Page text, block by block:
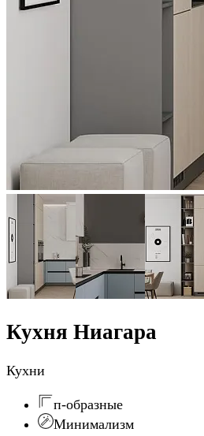
Кухня Ниагара
Кухни
п-образные
Минимализм